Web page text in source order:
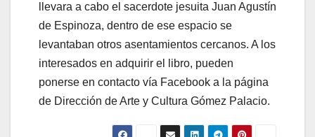
llevara a cabo el sacerdote jesuita Juan Agustín
de Espinoza, dentro de ese espacio se
levantaban otros asentamientos cercanos. A los
interesados en adquirir el libro, pueden
ponerse en contacto vía Facebook a la página
de Dirección de Arte y Cultura Gómez Palacio.